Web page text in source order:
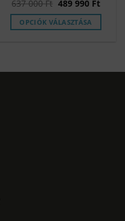
637 000Ft Original
price
was:
637
000 Ft.
489 990 Ft
price
is:
489
990
OPCIÓK VÁLASZTÁSA